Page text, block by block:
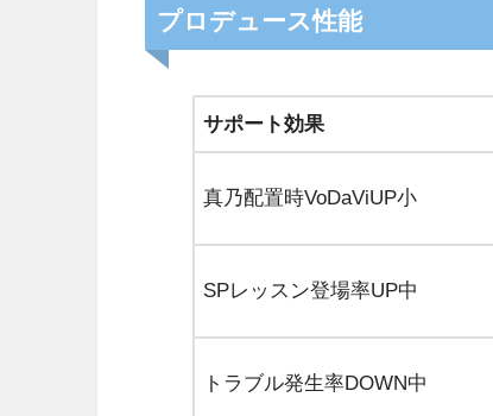
プロデュース性能
サポート効果
真乃配置時VoDaViUP小
SPレッスン登場率UP中
トラブル発生率DOWN中